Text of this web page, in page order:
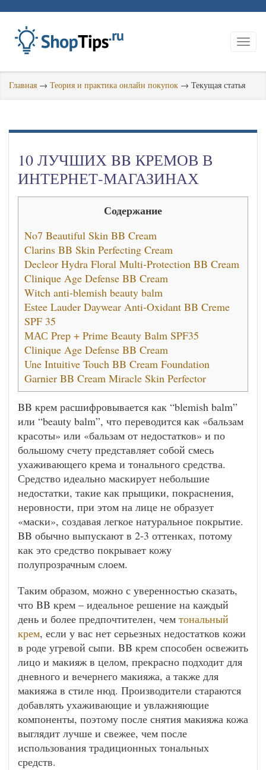
Главная → Теория и практика онлайн покупок → Текущая статья
10 ЛУЧШИХ BB КРЕМОВ В
ИНТЕРНЕТ-МАГАЗИНАХ
Содержание
No7 Beautiful Skin BB Cream
Clarins BB Skin Perfecting Cream
Decleor Hydra Floral Multi-Protection BB Cream
Clinique Age Defense BB Cream
Witch anti-blemish beauty balm
Estee Lauder Daywear Anti-Oxidant BB Creme
SPF 35
МАС Prep + Prime Beauty Balm SPF35
Clinique Age Defense BB Cream
Une Intuitive Touch BB Cream Foundation
Garnier BB Cream Miracle Skin Perfector
BB крем расшифровывается как “blemish balm”
или “beauty balm”, что переводится как «бальзам
красоты» или «бальзам от недостатков» и по
большому счету представляет собой смесь
ухаживающего крема и тонального средства.
Средство идеально маскирует небольшие
недостатки, такие как прыщики, покраснения,
неровности, при этом на лице не образует
«маски», создавая легкое натуральное покрытие.
BB обычно выпускают в 2-3 оттенках, потому
как это средство покрывает кожу
полупрозрачным слоем.
Таким образом, можно с уверенностью сказать,
что BB крем – идеальное решение на каждый
день и более предпочтителен, чем тональный
крем, если у вас нет серьезных недостатков кожи
в роде угревой сыпи. BB крем способен освежить
лицо и макияж в целом, прекрасно подходит для
дневного и вечернего макияжа, а также для
макияжа в стиле нюд. Производители стараются
добавлять ухаживающие и увлажняющие
компоненты, поэтому после снятия макияжа кожа
выглядит лучше и свежее, чем после
использования традиционных тональных
средств.